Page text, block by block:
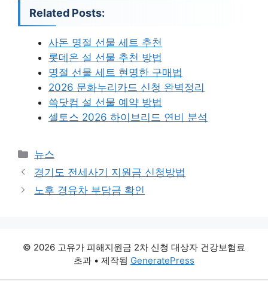
Related Posts:
사돈 명절 선물 세트 추천
롯데온 설 선물 추천 방법
명절 선물 세트 현명한 구매법
2026 문화누리카드 신청 완벽정리
쓱닷컴 설 선물 예약 방법
셀토스 2026 하이브리드 연비 분석
카
테
리
뉴스
경기도 전세사기 지원금 신청방법
노후 경유차 부담금 확인
© 2026 고유가 피해지원금 2차 신청 대상자 건강보험료
초과 • 제작됨 GeneratePress